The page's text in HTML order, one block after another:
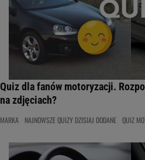
Quiz dla fanów motoryzacji.
na zdjęciach?
MARKA NAJNOWSZE QUIZY DZISIAJ DODANE QUIZ